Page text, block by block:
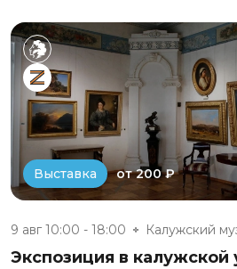
Выставка от 200 ₽
9 авг 10:00 - 18:00
Экспозиция в калужской